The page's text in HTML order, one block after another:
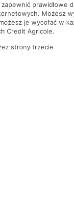
prawidłowe
Możesz
je wycofać w
Credit Agricole.
strony trzecie